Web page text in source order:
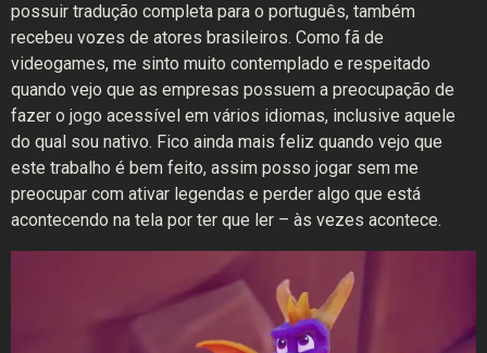
possuir tradução completa para o português, também
recebeu vozes de atores brasileiros. Como fã de
videogames, me sinto muito contemplado e respeitado
quando vejo que as empresas possuem a preocupação de
fazer o jogo acessível em vários idiomas, inclusive aquele
do qual sou nativo. Fico ainda mais feliz quando vejo que
este trabalho é bem feito, assim posso jogar sem me
preocupar com ativar legendas e perder algo que está
acontecendo na tela por ter que ler – às vezes acontece.